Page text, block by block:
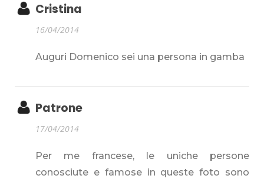
Cristina
16/04/2014
Auguri Domenico sei una persona in gamba
Patrone
17/04/2014
Per me francese, le uniche persone
conosciute e famose in queste foto sono